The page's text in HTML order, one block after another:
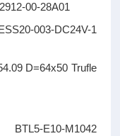
00-28A01
003-DC24V-1
D=64x50 Trufle
E10-M1042